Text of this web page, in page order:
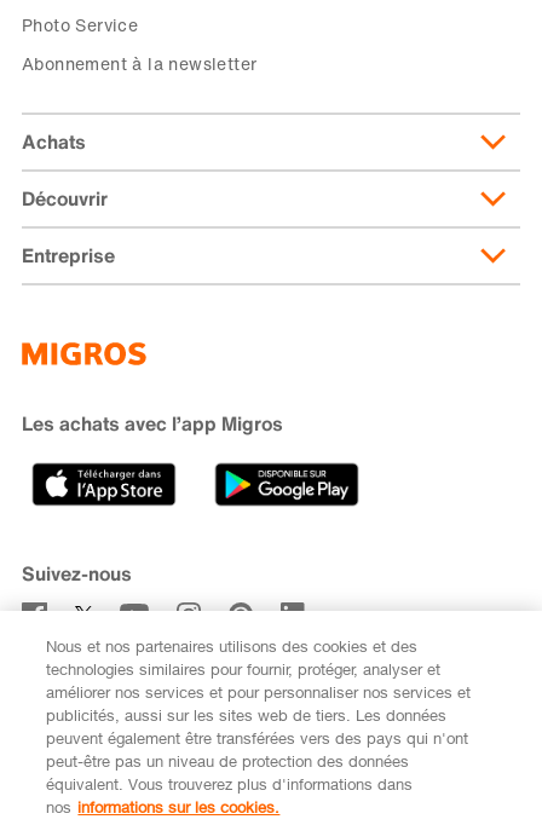
Photo Service
Abonnement à la newsletter
Achats
Livraison et frais de livraison
Abonnement de livraison
Moyens de paiement
Cumulus
Recherche de magasin
Découvrir
Migusto
iMpuls
Banque Migros
Entreprise
Développement durable
Carrière
Sponsoring
Médias
Code de conduite et signalement
Les achats avec l’app Migros
Suivez-nous
S’abonner à la newsletter
FR
Nous et nos partenaires utilisons des cookies et des
technologies similaires pour fournir, protéger, analyser et
améliorer nos services et pour personnaliser nos services et
publicités, aussi sur les sites web de tiers. Les données
peuvent également être transférées vers des pays qui n'ont
peut-être pas un niveau de protection des données
équivalent. Vous trouverez plus d'informations dans
nos informations sur les cookies.